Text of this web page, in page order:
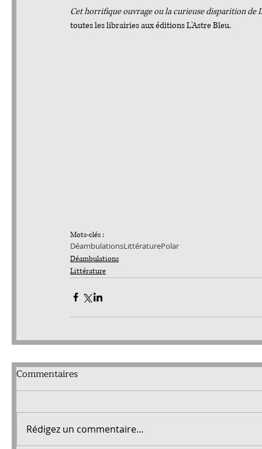
Cet horrifique ouvrage ou la curieuse disparition de
toutes les librairies aux éditions L'Astre Bleu.
Mots-clés :
DéambulationsLittératurePolar
Déambulations
Littérature
Commentaires
Rédigez un commentaire...